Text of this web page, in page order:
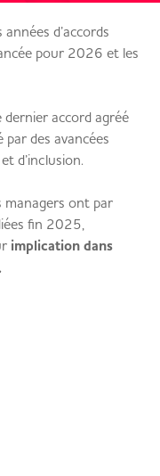
d’accords
pour 2026 et les
dernier accord agréé
par des avancées
d’inclusion.
managers ont par
fin 2025,
implication dans